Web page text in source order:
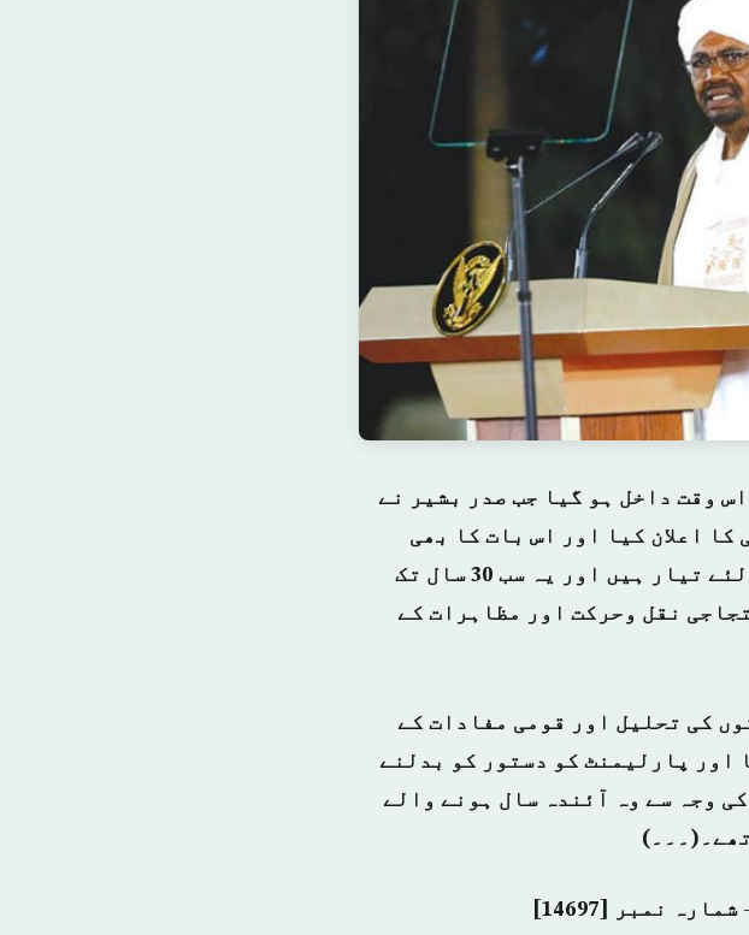
وقت داخل ہو گیا جب صدر بشیر نے
کا اعلان کیا اور اس بات کا بھی
اعلان کیا کہ وہ مخالفین کے ساتھ گفتگو کرنے کے لئے تیار ہیں اور یہ سب 30 سال تک
نقل وحرکت اور مظاہرات کے
کی تحلیل اور قومی مفادات کے
اور پارلیمنٹ کو دستور کو بدلنے
وجہ سے وہ آئندہ سال ہونے والے